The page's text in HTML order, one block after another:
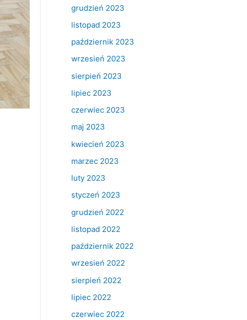
grudzień 2023
listopad 2023
październik 2023
wrzesień 2023
sierpień 2023
lipiec 2023
czerwiec 2023
maj 2023
kwiecień 2023
marzec 2023
luty 2023
styczeń 2023
grudzień 2022
listopad 2022
październik 2022
wrzesień 2022
sierpień 2022
lipiec 2022
czerwiec 2022